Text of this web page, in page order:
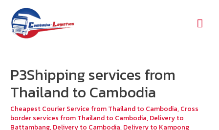
P3Shipping services from
Thailand to Cambodia
Cheapest Courier Service from Thailand to Cambodia, Cross
border services from Thailand to Cambodia, Delivery to
Battambang, Delivery to Cambodia, Delivery to Kampong